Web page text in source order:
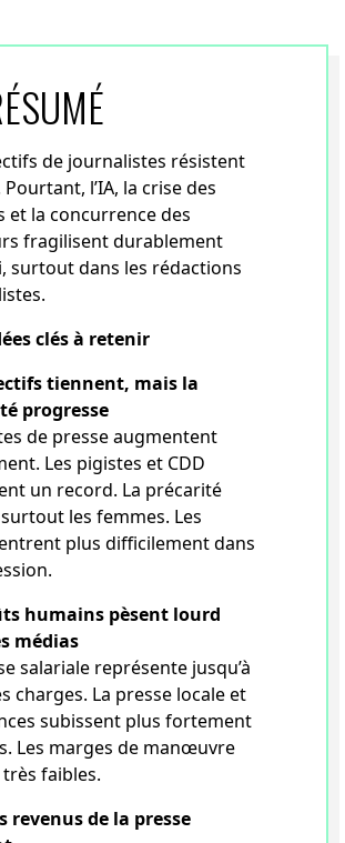
de journalistes résistent
l’IA, la crise des
et la concurrence des
fragilisent durablement
surtout dans les rédactions
clés à retenir
tiennent, mais la
progresse
de presse augmentent
Les pigistes et CDD
un record. La précarité
les femmes. Les
plus difficilement dans
humains pèsent lourd
médias
salariale représente jusqu’à
charges. La presse locale et
subissent plus fortement
Les marges de manœuvre
faibles.
revenus de la presse